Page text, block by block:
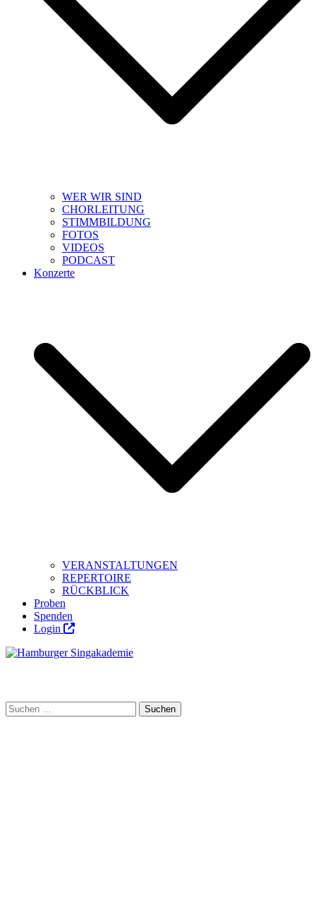
WER WIR SIND
CHORLEITUNG
STIMMBILDUNG
FOTOS
VIDEOS
PODCAST
Konzerte
VERANSTALTUNGEN
REPERTOIRE
RÜCKBLICK
Proben
Spenden
Login
umschalten
Suchen
nach: